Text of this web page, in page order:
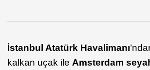
İstanbul Atatürk Havalimanı
kalkan uçak ile Amsterdam